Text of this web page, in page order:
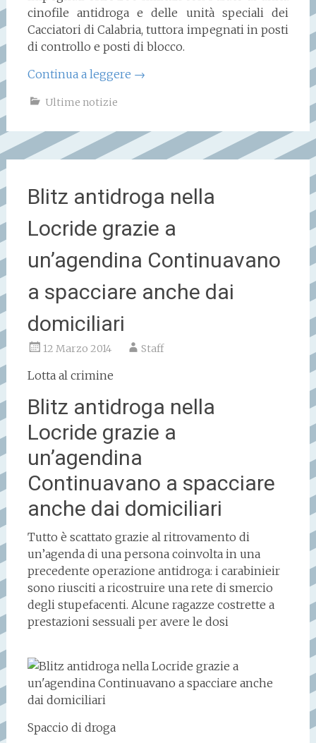
cinofile antidroga e delle unità speciali dei
Cacciatori di Calabria, tuttora impegnati in posti
di controllo e posti di blocco.
Continua a leggere →
Ultime notizie
Blitz antidroga nella
Locride grazie a
un’agendina Continuavano
a spacciare anche dai
domiciliari
12 Marzo 2014 Staff
Lotta al crimine
Blitz antidroga nella
Locride grazie a
un’agendina
Continuavano a spacciare
anche dai domiciliari
Tutto è scattato grazie al ritrovamento di
un’agenda di una persona coinvolta in una
precedente operazione antidroga: i carabinieir
sono riusciti a ricostruire una rete di smercio
degli stupefacenti. Alcune ragazze costrette a
prestazioni sessuali per avere le dosi
Spaccio di droga